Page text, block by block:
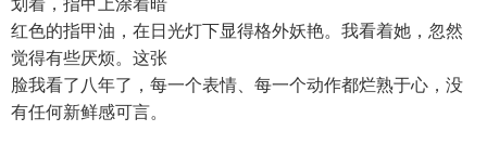
划着，指甲上涂着暗
红色的指甲油，在日光灯下显得格外妖艳。我看着她，忽然
觉得有些厌烦。这张
脸我看了八年了，每一个表情、每一个动作都烂熟于心，没
有任何新鲜感可言。